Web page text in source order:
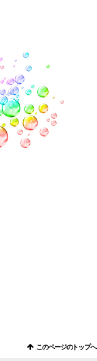
このページのトップへ